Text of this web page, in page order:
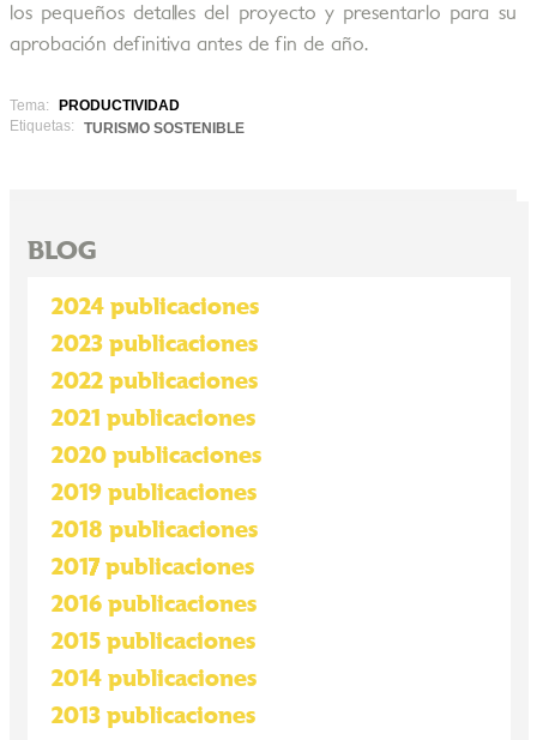
los pequeños detalles del proyecto y presentarlo para su
aprobación definitiva antes de fin de año.
Tema:
PRODUCTIVIDAD
Etiquetas:
TURISMO SOSTENIBLE
BLOG
2024 publicaciones
2023 publicaciones
2022 publicaciones
2021 publicaciones
2020 publicaciones
2019 publicaciones
2018 publicaciones
2017 publicaciones
2016 publicaciones
2015 publicaciones
2014 publicaciones
2013 publicaciones